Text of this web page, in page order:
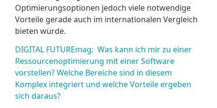
Optimierungsoptionen jedoch viele notwendige
Vorteile gerade auch im internationalen Vergleich
bieten würde.
DIGITAL FUTUREmag: Was kann ich mir zu einer
Ressourcenoptimierung mit einer Software
vorstellen? Welche Bereiche sind in diesem
Komplex integriert und welche Vorteile ergeben
sich daraus?